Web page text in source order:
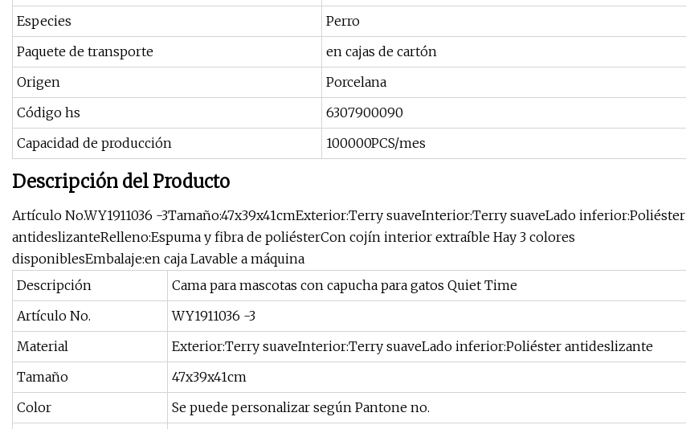
Especies
Perro
Paquete de transporte
en cajas de cartón
Origen
Porcelana
Código hs
6307900090
Capacidad de producción
100000PCS/mes
Descripción del Producto
Artículo No.WY1911036 -3Tamaño:47x39x41cmExterior:Terry suaveInterior:Terry suaveLado inferior:Poliéster
antideslizanteRelleno:Espuma y fibra de poliésterCon cojín interior extraíble Hay 3 colores
disponiblesEmbalaje:en caja Lavable a máquina
Descripción
Cama para mascotas con capucha para gatos Quiet Time
Artículo No.
WY1911036 -3
Material
Exterior:Terry suaveInterior:Terry suaveLado inferior:Poliéster antideslizante
Tamaño
47x39x41cm
Color
Se puede personalizar según Pantone no.